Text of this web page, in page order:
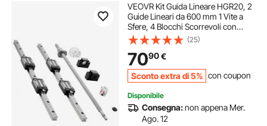
VEOVR Kit Guida Lineare HGR20, 2
Guide Lineari da 600 mm 1 Vite a
Sfere, 4 Blocchi Scorrevoli con
Supporto Terminale BF12/BK12,
Giunto e Alloggiamento Dado,
Binario Lineare per Torni CNC
(25)
7090€
Sconto extra di 5% con coupon
Disponibile
Consegna:non appena Mer.
Ago. 12